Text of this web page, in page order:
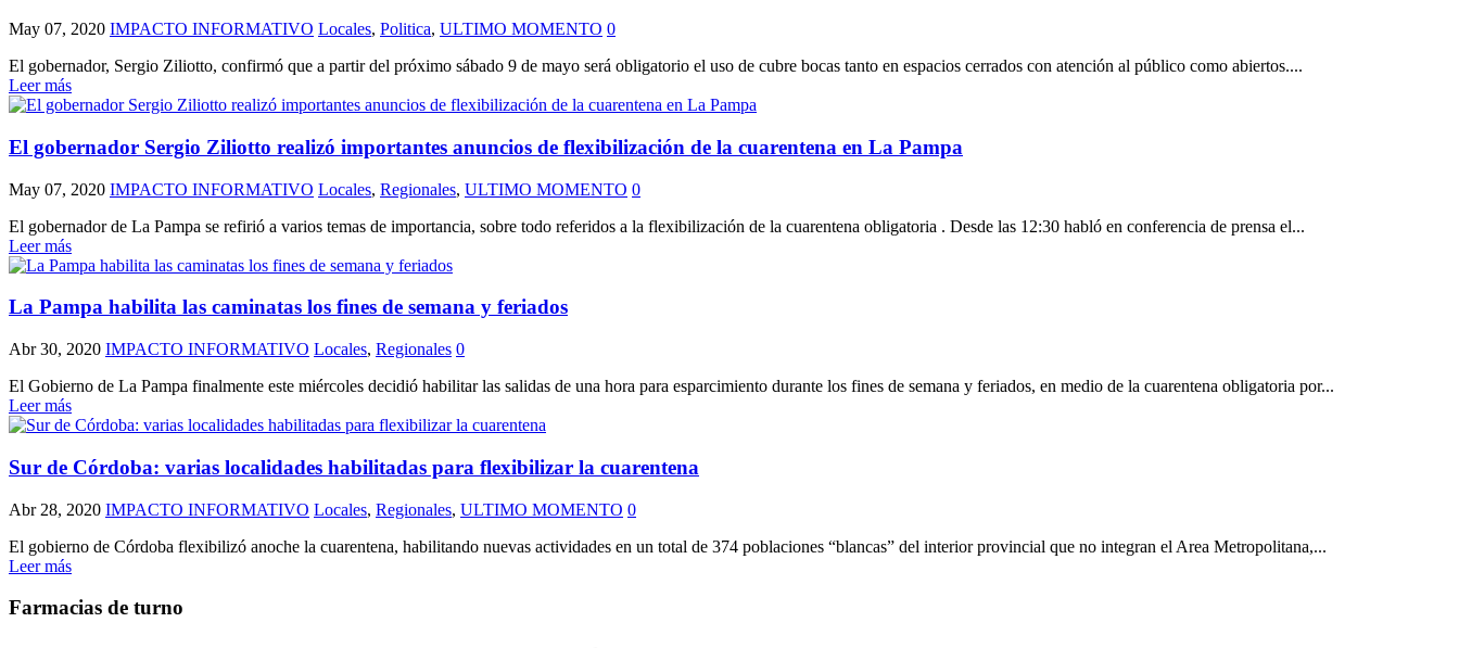
May 07, 2020 IMPACTO INFORMATIVO Locales, Politica, ULTIMO MOMENTO 0
El gobernador, Sergio Ziliotto, confirmó que a partir del próximo sábado 9 de mayo será obligatorio el uso de cubre bocas tanto en espacios cerrados con atención al público como abiertos....
Leer más
El gobernador Sergio Ziliotto realizó importantes anuncios de flexibilización de la cuarentena en La Pampa
May 07, 2020 IMPACTO INFORMATIVO Locales, Regionales, ULTIMO MOMENTO 0
El gobernador de La Pampa se refirió a varios temas de importancia, sobre todo referidos a la flexibilización de la cuarentena obligatoria . Desde las 12:30 habló en conferencia de prensa el...
Leer más
La Pampa habilita las caminatas los fines de semana y feriados
Abr 30, 2020 IMPACTO INFORMATIVO Locales, Regionales 0
El Gobierno de La Pampa finalmente este miércoles decidió habilitar las salidas de una hora para esparcimiento durante los fines de semana y feriados, en medio de la cuarentena obligatoria por...
Leer más
Sur de Córdoba: varias localidades habilitadas para flexibilizar la cuarentena
Abr 28, 2020 IMPACTO INFORMATIVO Locales, Regionales, ULTIMO MOMENTO 0
El gobierno de Córdoba flexibilizó anoche la cuarentena, habilitando nuevas actividades en un total de 374 poblaciones “blancas” del interior provincial que no integran el Area Metropolitana,...
Leer más
Farmacias de turno